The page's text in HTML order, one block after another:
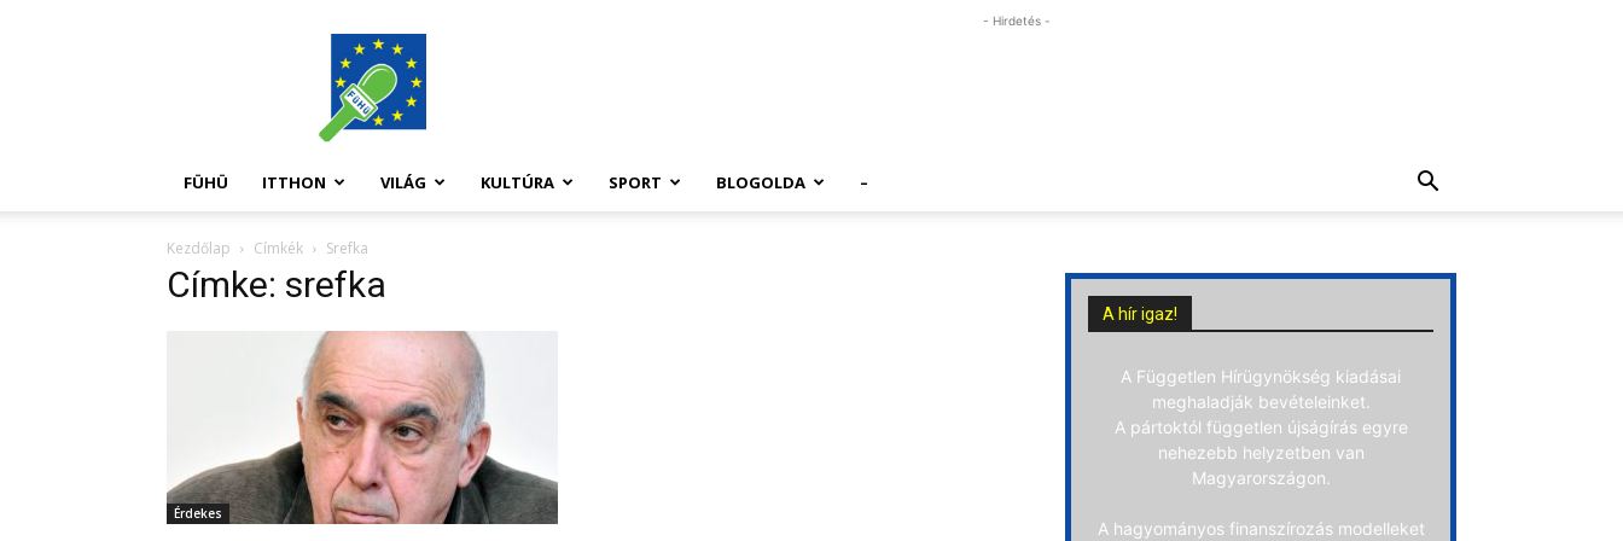
FüHü
- Hirdetés -
FÜHÜ ITTHON VILÁG KULTÚRA SPORT BLOGOLDA –
Kezdőlap Címkék Srefka
Címke: srefka
Érdekes
A hír igaz!
A Független Hírügynökség kiadásai
meghaladják bevételeinket.
A pártoktól független újságírás egyre
nehezebb helyzetben van
Magyarországon.
A hagyományos finanszírozás modelleket